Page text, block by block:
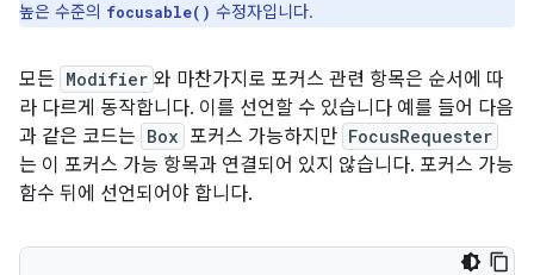
높은 수준의 focusable() 수정자입니다.
모든 Modifier 와 마찬가지로 포커스 관련 항목은 순서에 따
라 다르게 동작합니다. 이를 선언할 수 있습니다 예를 들어 다음
과 같은 코드는 Box 포커스 가능하지만 FocusRequester
는 이 포커스 가능 항목과 연결되어 있지 않습니다. 포커스 가능
함수 뒤에 선언되어야 합니다.